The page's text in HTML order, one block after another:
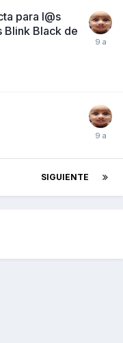
para l@s
Blink Black de
SIGUIENTE